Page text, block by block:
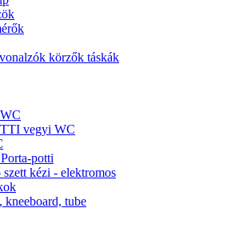
körzők táskák
vegyi WC
potti
kézi - elektromos
tube